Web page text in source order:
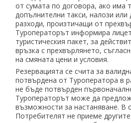
от сумата по договора, ако има
допълнителни такси, налози или
разходи, произтичащи от
Туроператорът информира
туристическия пакет, за
връзка с прехвърлянето,
на смяната цени и условия.
Резервацията се счита за
потвърдена от Туроператора в
не бъде потвърден
Туроператорът може да
възможности за настаняване. В
Потребителят не приеме